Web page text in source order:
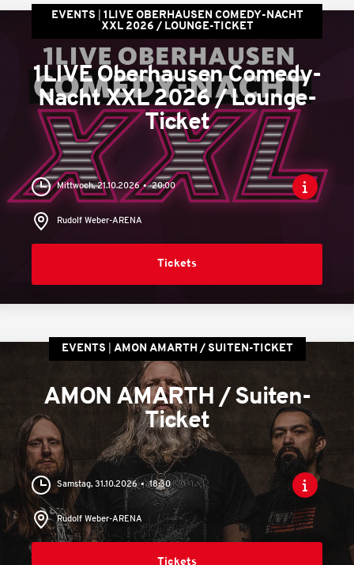
EVENTS
1LIVE OBERHAUSEN COMEDY-NACHT
XXL 2026 / LOUNGE-TICKET
1LIVE Oberhausen Comedy-
Nacht XXL 2026 / Lounge-
Ticket
Mittwoch, 21.10.2026 20:00
Rudolf Weber-ARENA
Tickets
EVENTS AMON AMARTH / SUITEN-TICKET
AMON AMARTH / Suiten-
Ticket
Samstag, 31.10.2026 18:30
Rudolf Weber-ARENA
Tickets